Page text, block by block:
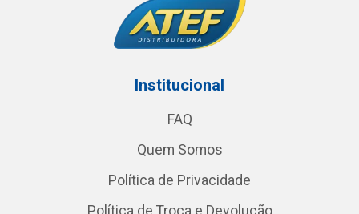
Institucional
FAQ
Quem Somos
Política de Privacidade
Política de Troca e Devolução